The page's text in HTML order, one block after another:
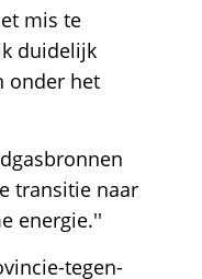
mis te
duidelijk
onder het
transitie naar
energie.''
tegen-